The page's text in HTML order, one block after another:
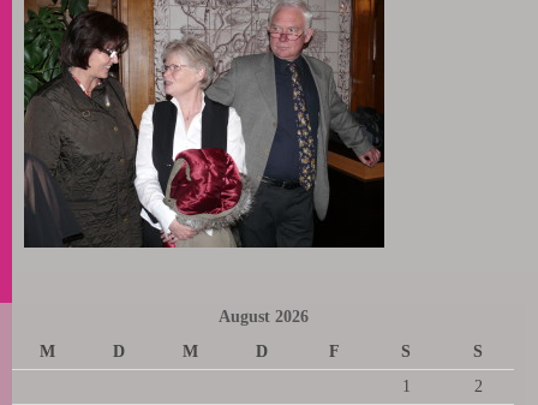
August 2026
M
D M D F S
S
1
2